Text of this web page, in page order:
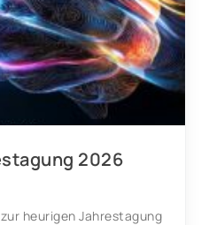
2026
heurigen Jahrestagung